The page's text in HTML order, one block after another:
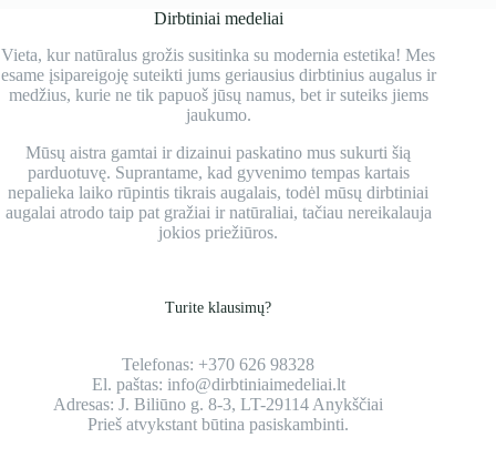
Dirbtiniai medeliai
Vieta, kur natūralus grožis susitinka su modernia estetika! Mes
esame įsipareigoję suteikti jums geriausius dirbtinius augalus ir
medžius, kurie ne tik papuoš jūsų namus, bet ir suteiks jiems
jaukumo.
Mūsų aistra gamtai ir dizainui paskatino mus sukurti šią
parduotuvę. Suprantame, kad gyvenimo tempas kartais
nepalieka laiko rūpintis tikrais augalais, todėl mūsų dirbtiniai
augalai atrodo taip pat gražiai ir natūraliai, tačiau nereikalauja
jokios priežiūros.
Turite klausimų?
Telefonas: +370 626 98328
El. paštas: info@dirbtiniaimedeliai.lt
Adresas:J. Biliūno g. 8-3, LT-29114 Anykščiai
Prieš atvykstant būtina pasiskambinti.